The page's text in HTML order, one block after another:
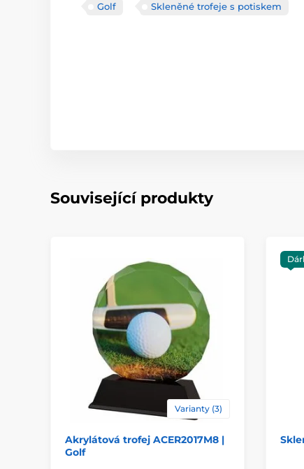
Golf Skleněné trofeje s potiskem
Související produkty
Varianty (3)
Akrylátová trofej ACER2017M8 |
Golf